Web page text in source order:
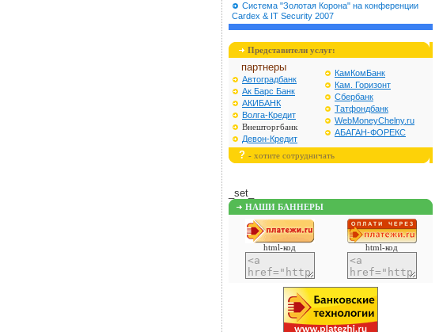
Cистема "Золотая Корона" на конференции
Cardex & IT Security 2007
Представители услуг:
партнеры
Автоградбанк
Ак Барс Банк
АКИБАНК
Волга-Кредит
Внешторгбанк
Девон-Кредит
КамКомБанк
Кам. Горизонт
Сбербанк
Татфондбанк
WebMoneyChelny.ru
АБАГАН-ФОРЕКС
? - хотите сотрудничать
_set_
НАШИ БАННЕРЫ
html-код html-код